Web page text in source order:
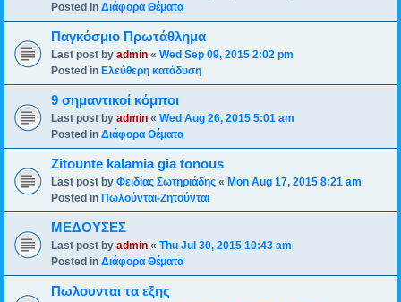
Posted in Διάφορα Θέματα
Παγκόσμιο Πρωτάθλημα
Last post by admin « Wed Sep 09, 2015 2:02 pm
Posted in Ελεύθερη κατάδυση
9 σημαντικοί κόμποι
Last post by admin « Wed Aug 26, 2015 5:01 am
Posted in Διάφορα Θέματα
Zitounte kalamia gia tonous
Last post by Φειδίας Σωτηριάδης « Mon Aug 17, 2015 8:21 am
Posted in Πωλούνται-Ζητούνται
ΜΕΔΟΥΣΕΣ
Last post by admin « Thu Jul 30, 2015 10:43 am
Posted in Διάφορα Θέματα
Πωλουνται τα εξης